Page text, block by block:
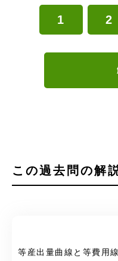
1 2
この過去問の解
等産出量曲線と等費用